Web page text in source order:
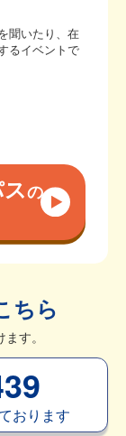
聞いたり、在
るイベントで
の
ちら
す。
おります